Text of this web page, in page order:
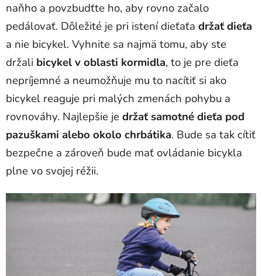
naňho a povzbudťte ho, aby rovno začalo
pedálovať. Dôležité je pri istení dieťaťa držať dieťa
a nie bicykel. Vyhnite sa najmä tomu, aby ste
držali bicykel v oblasti kormidla, to je pre dieťa
nepríjemné a neumožňuje mu to nacítiť si ako
bicykel reaguje pri malých zmenách pohybu a
rovnováhy. Najlepšie je držať samotné dieťa pod
pazuškami alebo okolo chrbátika. Bude sa tak cítiť
bezpečne a zároveň bude mať ovládanie bicykla
plne vo svojej réžii.